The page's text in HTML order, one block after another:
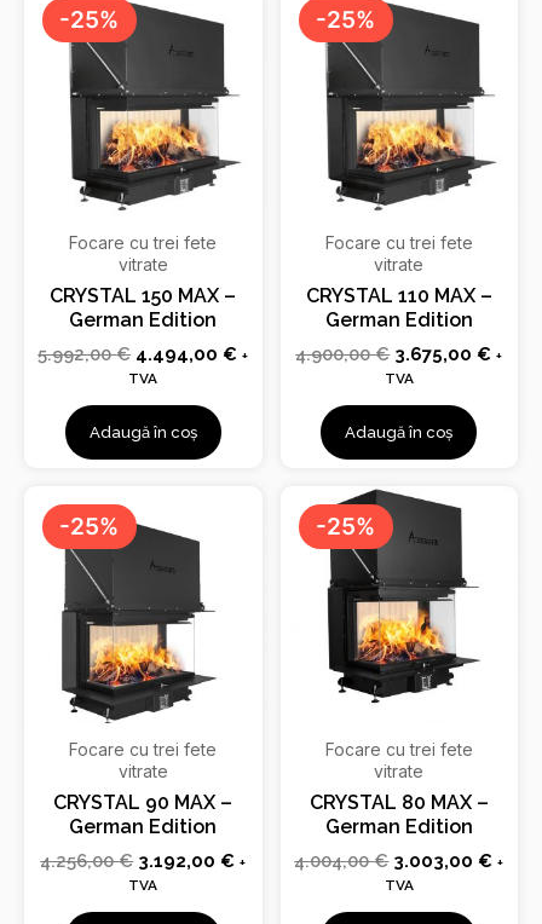
-25%
Focare cu trei fete
vitrate
CRYSTAL 150 MAX –
German Edition
5.992,00€
inițial
a
fost:
4.494,00€ +
TVA
Adaugă în coș
-25%
Focare cu trei fete
vitrate
CRYSTAL 110 MAX –
German Edition
4.900,00€
inițial
fost:
4.900,00 €.
3.675,00€ +
TVA
Adaugă în coș
-25%
Focare cu trei fete
vitrate
CRYSTAL 90 MAX –
German Edition
4.256,00€
inițial
fost:
4.256,00 €.
3.192,00€
3.192,00 €.
+
TVA
-25%
Focare cu trei fete
vitrate
CRYSTAL 80 MAX –
German Edition
4.004,00€
Prețul
inițial
4.004,00 €.
3.003,00€ +
TVA